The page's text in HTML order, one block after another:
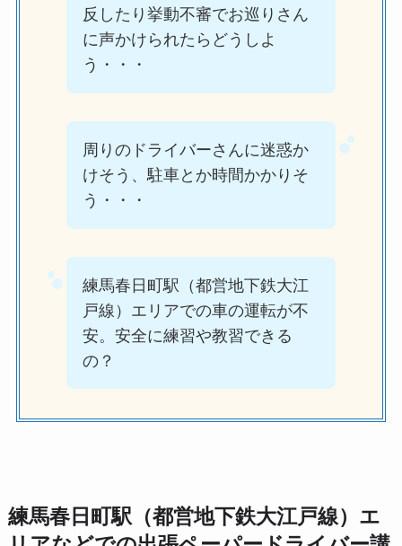
反したり挙動不審でお巡りさん
に声かけられたらどうしよ
う・・・
周りのドライバーさんに迷惑か
けそう、駐車とか時間かかりそ
う・・・
練馬春日町駅（都営地下鉄大江
戸線）エリアでの車の運転が不
安。安全に練習や教習できる
の？
練馬春日町駅（都営地下鉄大江戸線）エ